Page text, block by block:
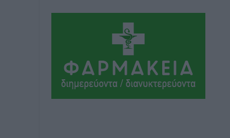
είναι το μεγαλύτερο στήριγμα μου – Το
προσκύνημα στην ιερά Μονή
Τοπικές Ειδήσεις• πριν 7 ώρες